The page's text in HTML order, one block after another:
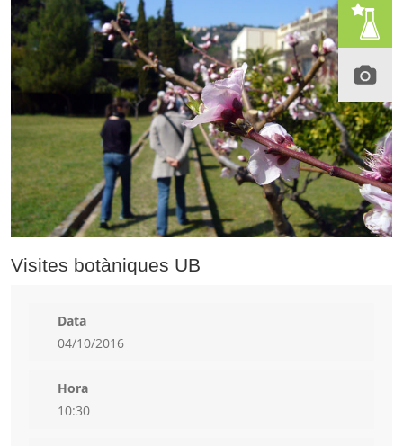
Visites botàniques UB
Data
04/10/2016
Hora
10:30